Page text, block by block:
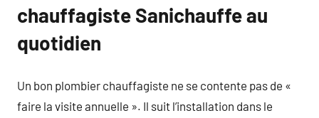
chauffagiste Sanichauffe au
quotidien
Un bon plombier chauffagiste ne se contente pas de «
faire la visite annuelle ». Il suit l’installation dans le